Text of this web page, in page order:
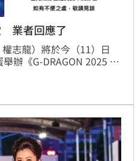
業者回應了
志龍）將於今（11）日
辦《G-DRAGON 2025
粉絲暴動。值得一提的
場公告，引來粉絲猜測是
堂也回應了。